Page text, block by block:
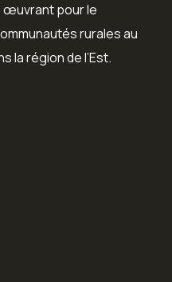
œuvrant pour le
rurales au
la région de l’Est.